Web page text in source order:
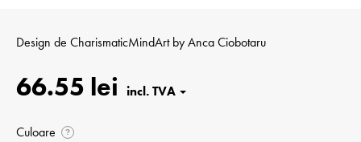
Design de Charis­ma­tic­MindArt by Anca Ciobotaru
66.55 lei
Culoare ?